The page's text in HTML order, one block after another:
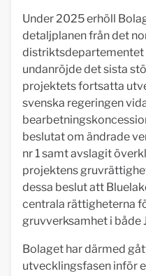
Under 2025 erhöll
detaljplanen från det
distriktsdepartementet
undanröjde det sista
projektets fortsatta
svenska regeringen
beslutat om ändrade
nr 1 samt avslagit
projektens
dessa beslut att
centrala rättigheterna
gruvverksamhet i både
Bolaget har därmed
utvecklingsfasen inför